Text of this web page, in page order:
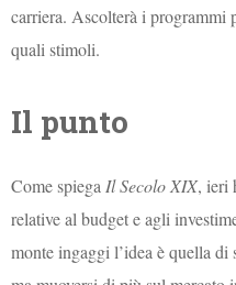
carriera. Ascolterà i programmi
quali stimoli.
Il punto
Come spiega Il Secolo XIX, ieri
relative al budget e agli
monte ingaggi l’idea è quella